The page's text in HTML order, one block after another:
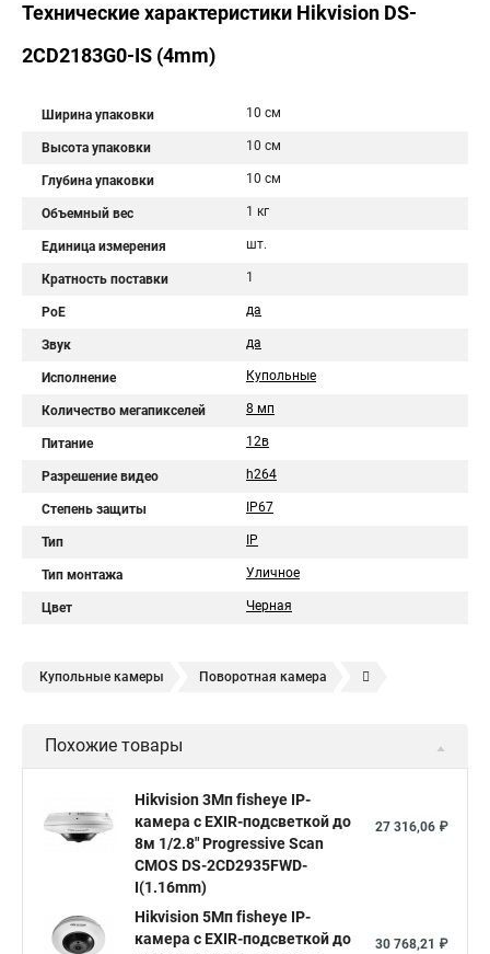
Технические характеристики Hikvision DS-
2CD2183G0-IS (4mm)
Ширина упаковки 10 см
Высота упаковки 10 см
Глубина упаковки 10 см
Объемный вес 1 кг
Единица измерения шт.
Кратность поставки 1
PoE да
Звук да
Исполнение Купольные
Количество мегапикселей 8 мп
Питание 12в
Разрешение видео h264
Степень защиты IP67
Тип IP
Тип монтажа Уличное
Цвет Черная
Купольные камеры Поворотная камера
Камера видеонаблюдения hikvision
Hikvision купить Hikvision уличная ip камера
Hikvision poe
Hikvision 2 8 mm Hikvision camera Hikvision 2cd1148 i b
Похожие товары
Hikvision 3Мп fisheye IP-
камера c EXIR-подсветкой до
8м 1/2.8" Progressive Scan
CMOS DS-2CD2935FWD-
I(1.16mm)
27 316,06 ₽
Hikvision 5Мп fisheye IP-
камера c EXIR-подсветкой до
30 768,21 ₽